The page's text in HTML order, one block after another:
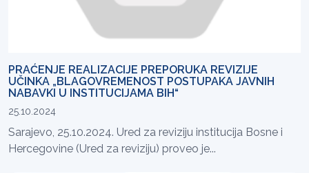
PRAĆENJE REALIZACIJE PREPORUKA REVIZIJE
UČINKA „BLAGOVREMENOST POSTUPAKA JAVNIH
NABAVKI U INSTITUCIJAMA BIH“
25.10.2024
Sarajevo, 25.10.2024. Ured za reviziju institucija Bosne i
Hercegovine (Ured za reviziju) proveo je...